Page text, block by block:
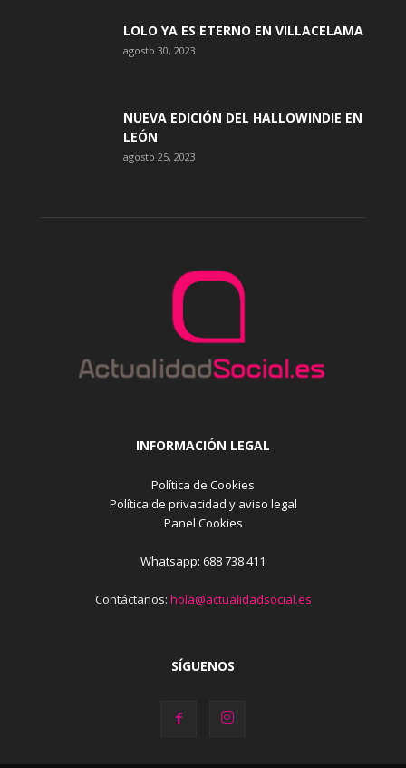
LOLO YA ES ETERNO EN VILLACELAMA
agosto 30, 2023
NUEVA EDICIÓN DEL HALLOWINDIE EN
LEÓN
agosto 25, 2023
INFORMACIÓN LEGAL
Política de Cookies
Política de privacidad y aviso legal
Panel Cookies
Whatsapp: 688 738 411
Contáctanos: hola@actualidadsocial.es
SÍGUENOS